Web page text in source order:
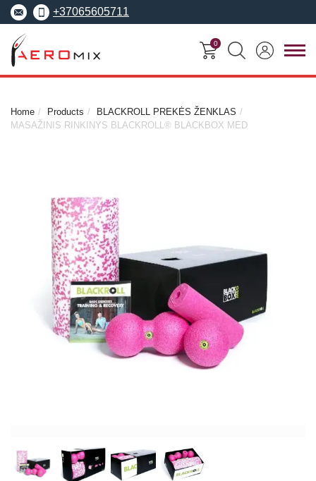
+37065605711
CENTRE
EREPS
Anatomy Trains
Fascia Movement
Lecturers
Contact us
SEMINARS
0
Home Products
BLACKROLL PREKĖS ŽENKLAS
MASAŽINIS RINKINYS BLACKROLL® BLACKBOX MED